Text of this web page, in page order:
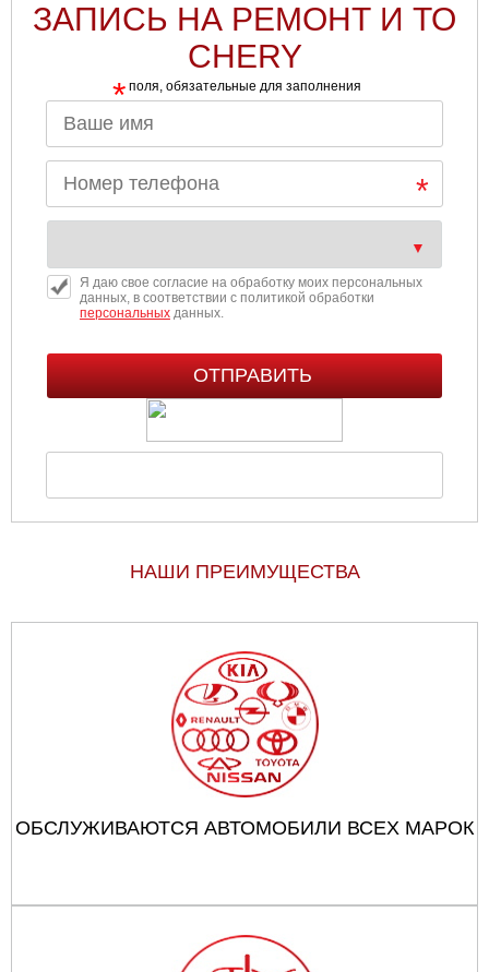
ЗАПИСЬ НА РЕМОНТ И ТО
CHERY
* поля, обязательные для заполнения
Я даю свое согласие на обработку моих персональных
данных, в соответствии с политикой обработки
персональныхданных.
НАШИ ПРЕИМУЩЕСТВА
ОБСЛУЖИВАЮТСЯ АВТОМОБИЛИ ВСЕХ МАРОК